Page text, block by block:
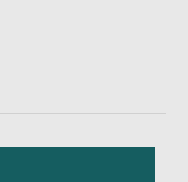
Nouveau